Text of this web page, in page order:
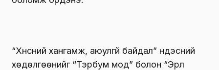
“Хүнсний хангамж, аюулгүй байдал” үндэсний
хөдөлгөөнийг “Тэрбум мод” болон “Эрүүл